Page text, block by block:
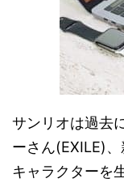
サンリオは過去
ーさん(EXILE)
キャラクターを